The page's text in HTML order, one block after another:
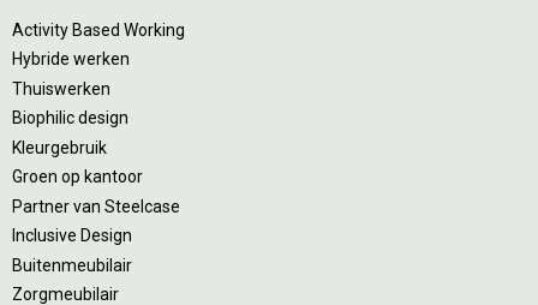
Activity Based Working
Hybride werken
Thuiswerken
Biophilic design
Kleurgebruik
Groen op kantoor
Partner van Steelcase
Inclusive Design
Buitenmeubilair
Zorgmeubilair